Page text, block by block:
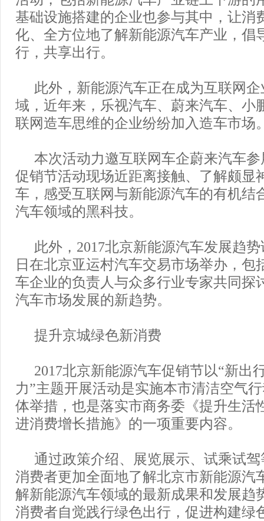
基础设施搭建的企业也参与其中，让消
化、全方位地了解新能源汽车产业，倡
行，共享出行。
此外，新能源汽车正在成为互联网
域，近年来，乐视汽车、蔚来汽车、小
联网造车思维的企业纷纷加入造车市场
本次活动力邀互联网车企蔚来汽车
促销节活动现场近距离接触、了解颇显
车，感受互联网与新能源汽车的有机结
汽车领域的黑科技。
此外，2017北京新能源汽车发展趋
日在北京亚运村汽车交易市场举办，包
车企业的负责人与众多行业专家共同探
汽车市场发展的新趋势。
提升京城绿色新消费
2017北京新能源汽车促销节以“新出
力”主题开展活动是实施本市清洁空气
体举措，也是落实市商务委《提升生活
进消费增长措施》的一项重要内容。
通过政策介绍、展览展示、试乘试
消费者更加全面地了解北京市新能源汽
解新能源汽车领域的最新成果和发展趋
消费者自觉践行绿色出行，促进构建绿